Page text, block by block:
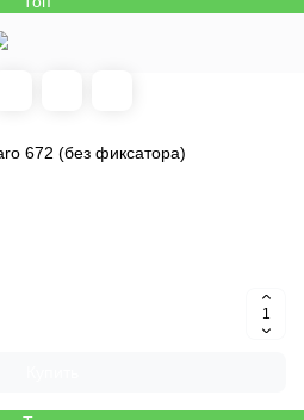
672 (без фиксатора)